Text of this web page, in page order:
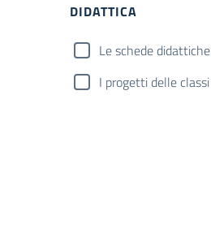
DIDATTICA
Le schede didattiche
I progetti delle classi